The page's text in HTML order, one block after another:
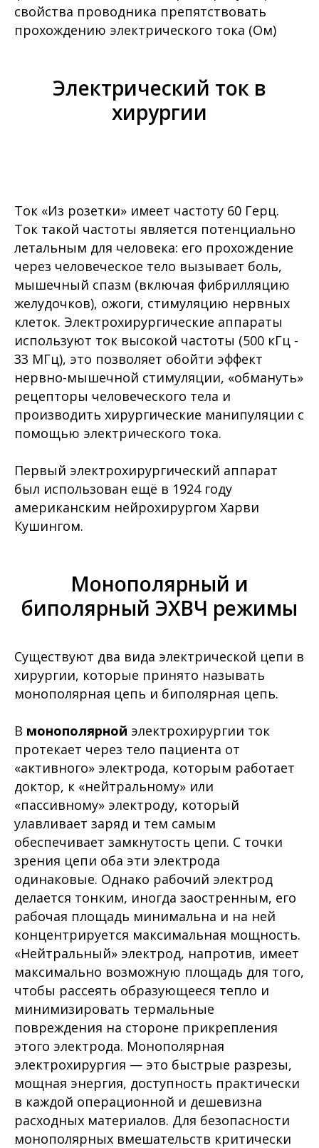
свойства проводника препятствовать
прохождению электрического тока (Ом)
Электрический ток в
хирургии
Ток «Из розетки» имеет частоту 60 Герц.
Ток такой частоты является потенциально
летальным для человека: его прохождение
через человеческое тело вызывает боль,
мышечный спазм (включая фибрилляцию
желудочков), ожоги, стимуляцию нервных
клеток. Электрохирургические аппараты
используют ток высокой частоты (500 кГц -
33 МГц), это позволяет обойти эффект
нервно-мышечной стимуляции, «обмануть»
рецепторы человеческого тела и
производить хирургические манипуляции с
помощью электрического тока.
Первый электрохирургический аппарат
был использован ещё в 1924 году
американским нейрохирургом Харви
Кушингом.
Монополярный и
биполярный ЭХВЧ режимы
Существуют два вида электрической цепи в
хирургии, которые принято называть
монополярная цепь и биполярная цепь.
В монополярной электрохирургии ток
протекает через тело пациента от
«активного» электрода, которым работает
доктор, к «нейтральному» или
«пассивному» электроду, который
улавливает заряд и тем самым
обеспечивает замкнутость цепи. С точки
зрения цепи оба эти электрода
одинаковые. Однако рабочий электрод
делается тонким, иногда заостренным, его
рабочая площадь минимальна и на ней
концентрируется максимальная мощность.
«Нейтральный» электрод, напротив, имеет
максимально возможную площадь для того,
чтобы рассеять образующееся тепло и
минимизировать термальные
повреждения на стороне прикрепления
этого электрода. Монополярная
электрохирургия — это быстрые разрезы,
мощная энергия, доступность практически
в каждой операционной и дешевизна
расходных материалов. Для безопасности
монополярных вмешательств критически